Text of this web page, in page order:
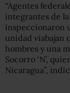
“Agentes
integrantes de
inspeccionaron
unidad viabajan
hombres y una
Socorro ‘N’,
Nicaragua”,